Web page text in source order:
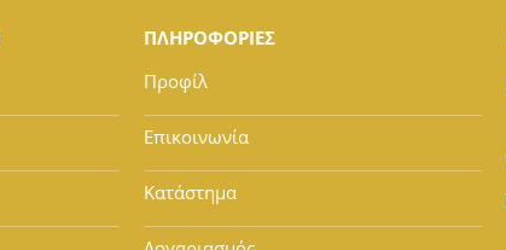
ΠΛΗΡΟΦΟΡΙΕΣ
Προφίλ
Επικοινωνία
Κατάστημα